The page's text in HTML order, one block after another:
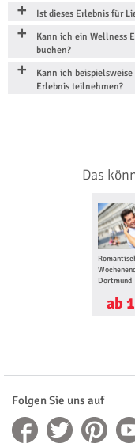
Ist dieses Erlebnis für
Kann ich ein Wellness
buchen?
Kann ich
Erlebnis teilnehmen?
Das
Dortmund
ab
Folgen Sie uns auf